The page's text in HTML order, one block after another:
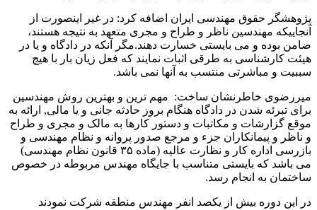
پژوهشگر حقوق مهندسی ایران اضافه کرد: در غیر اینصورت از
آنجاییکه مهندسین ناظر و طراح و مجری متعهد به نتیجه هستند،
ضامن بوده و می بایستی خسارت دهند.مگر آنکه در دادگاه و یا در
هیئت کارشناسی به طرقی اثبات نمایند که فعل زیان بار با هیچ
سببیت و مباشرتی منتسب به آنها نمی باشد.
میررضوی خاطرنشان ساخت: مهم ترین و بهترین روش مهندسین
برای تبرئه شدن در دادگاه هنگام بروز حادثه جانی و یا مالی, ارائه به
موقع گزارشات و مکاتبات و دستور کارها به مالک و مجری و طراح
و ناظر و پیمانکاران جزء و مرجع صدور پروانه و نظام مهندسی و
بازرسی اداره کار و نظارت عالیه (ماده ۳۵ قانون نظام مهندسی)
می باشد که بایستی متناسب با جایگاه مهندس مربوطه در خصوص
ساختمان به انجام رسد.
در این دوره بیش از یکصد انفر مهندس منطقه شرکت نمودند